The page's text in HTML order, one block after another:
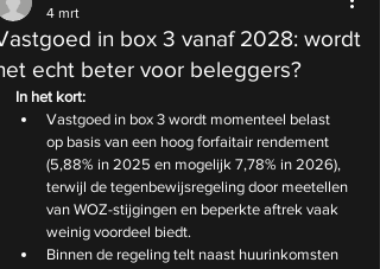
in box 3 vanaf 2028: wordt
echt beter voor beleggers?
4 mrt
In het kort:
Vastgoed in box 3 wordt momenteel belast
op basis van een hoog forfaitair rendement
(5,88% in 2025 en mogelijk 7,78% in 2026),
terwijl de tegenbewijsregeling door meetellen
van WOZ-stijgingen en beperkte aftrek vaak
weinig voordeel biedt.
Binnen de regeling telt naast huurinkomsten